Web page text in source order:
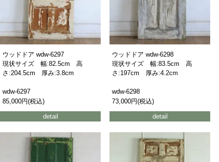
ウッドドア wdw-6297
現状サイズ 幅:82.5cm 高
さ:204.5cm 厚み:3.8cm
wdw-6297
85,000円(税込)
detail
ウッドドア wdw-6298
現状サイズ 幅:83.5cm 高
さ:197cm 厚み:4.2cm
wdw-6298
73,000円(税込)
detail